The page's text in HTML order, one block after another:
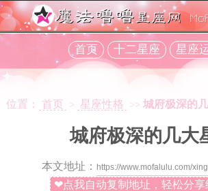
首页 十二星座 星座
位置： 首页 > 星座性格 >> 城府极深的
城府极深的几大
本文地址：
❤点我自动复制地址，轻松分